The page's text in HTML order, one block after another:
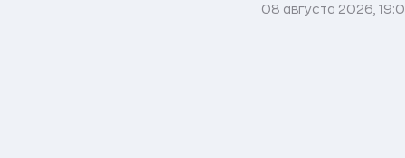
08 августа 2026,